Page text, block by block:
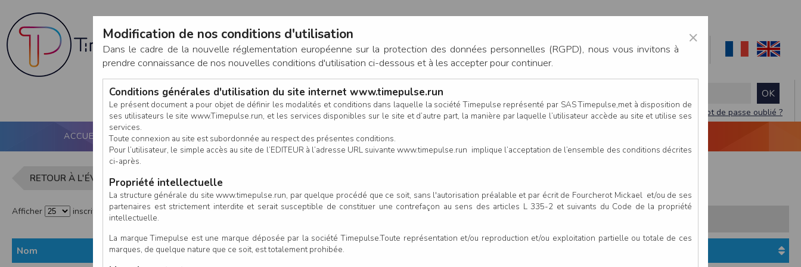
CONNEXION
Mot de passe oublié ?
ACCUEIL PUCE ACTIVE NOS SERVICES CALENDRIER RÉSULTATS
RETOUR À L'ÉVÈNEMENT Liste des inscrits - Relais 8 + 10 km
Afficher
inscrits par page
Nom Prénom Club/Asso.
×
Modification de nos conditions d'utilisation
Dans le cadre de la nouvelle réglementation européenne sur la protection des données personnelles (RGPD), nous vous invitons à
prendre connaissance de nos nouvelles conditions d'utilisation ci-dessous et à les accepter pour continuer.
Conditions générales d'utilisation du site internet www.timepulse.run
Le présent document a pour objet de définir les modalités et conditions dans laquelle la société Timepulse représenté par SAS Timepulse,met à disposition de
ses utilisateurs le site www.Timepulse.run, et les services disponibles sur le site et d’autre part, la manière par laquelle l’utilisateur accède au site et utilise ses
services.
Toute connexion au site est subordonnée au respect des présentes conditions.
Pour l’utilisateur, le simple accès au site de l’EDITEUR à l’adresse URL suivante www.timepulse.run implique l’acceptation de l’ensemble des conditions décrites
ci-après.
Propriété intellectuelle
La structure générale du site www.timepulse.run, par quelque procédé que ce soit, sans l'autorisation préalable et par écrit de Fourcherot Mickael et/ou de ses
partenaires est strictement interdite et serait susceptible de constituer une contrefaçon au sens des articles L 335-2 et suivants du Code de la propriété
intellectuelle.
La marque Timepulse est une marque déposée par la société Timepulse.Toute représentation et/ou reproduction et/ou exploitation partielle ou totale de ces
marques, de quelque nature que ce soit, est totalement prohibée.